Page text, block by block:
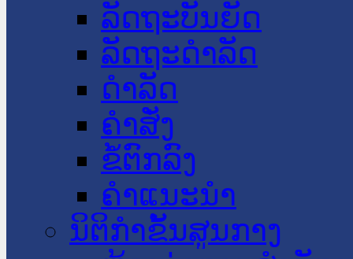
ລັດຖະບັນຍັດ
ລັດຖະດໍາລັດ
ດໍາລັດ
ຄໍາສັ່ງ
ຂໍ້ຕົກລົງ
ຄໍາແນະນໍາ
ນິຕິກໍາຂັ້ນສູນກາງ